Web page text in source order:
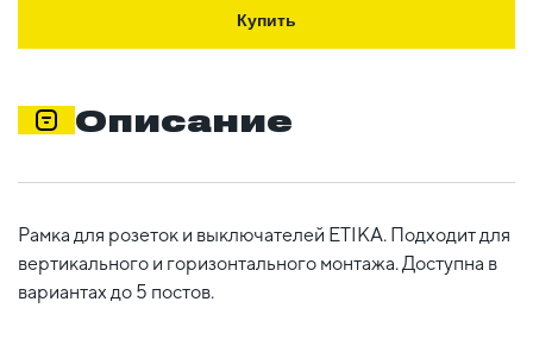
Купить
Описание
Рамка для розеток и выключателей ETIKA. Подходит для
вертикального и горизонтального монтажа. Доступна в
вариантах до 5 постов.